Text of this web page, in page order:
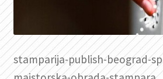
stamparija-publish-beograd-